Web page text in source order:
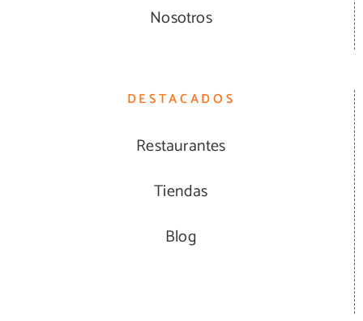
Nosotros
DESTACADOS
Restaurantes
Tiendas
Blog